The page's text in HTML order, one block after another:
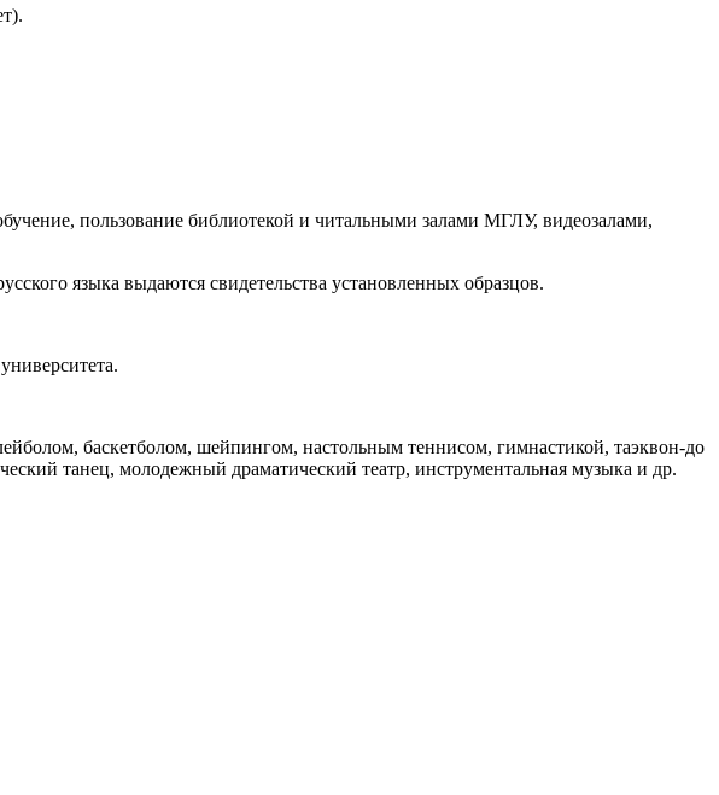
пользование библиотекой и читальными залами МГЛУ, видеозалами,
языка выдаются свидетельства установленных образцов.
баскетболом, шейпингом, настольным теннисом, гимнастикой, таэквон-до
танец, молодежный драматический театр, инструментальная музыка и др.